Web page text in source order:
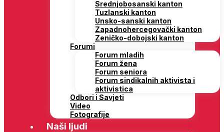
Srednjobosanski kanton
Tuzlanski kanton
Unsko-sanski kanton
Zapadnohercegovački kanton
Zeničko-dobojski kanton
Forumi
Forum mladih
Forum žena
Forum seniora
Forum sindikalnih aktivista i
aktivistica
Odbori i Savjeti
Video
Fotografije
Naši ljudi